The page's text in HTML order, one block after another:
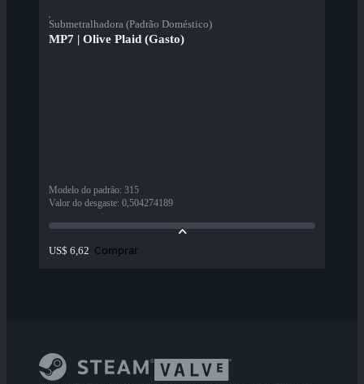
Submetralhadora (Padrão Doméstico)
MP7 | Olive Plaid (Gasto)
Modelo do padrão: 315
Valor do desgaste: 0,504274189
US$ 6,62 Comprar